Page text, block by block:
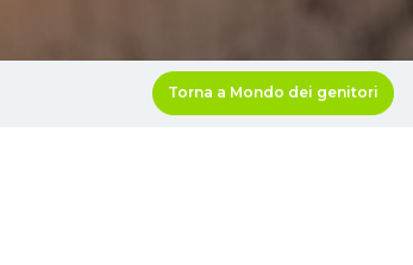
Torna a Mondo dei genitori